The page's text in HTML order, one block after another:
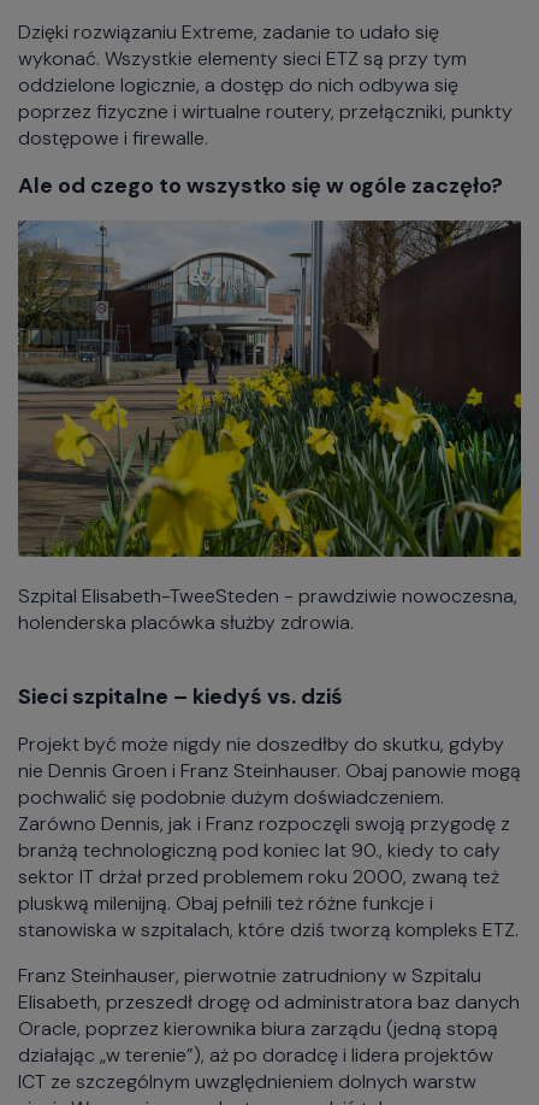
Dzięki rozwiązaniu Extreme, zadanie to udało się
wykonać. Wszystkie elementy sieci ETZ są przy tym
oddzielone logicznie, a dostęp do nich odbywa się
poprzez fizyczne i wirtualne routery, przełączniki, punkty
dostępowe i firewalle.
Ale od czego to wszystko się w ogóle zaczęło?
Szpital Elisabeth-TweeSteden - prawdziwie nowoczesna,
holenderska placówka służby zdrowia.
Sieci szpitalne – kiedyś vs. dziś
Projekt być może nigdy nie doszedłby do skutku, gdyby
nie Dennis Groen i Franz Steinhauser. Obaj panowie mogą
pochwalić się podobnie dużym doświadczeniem.
Zarówno Dennis, jak i Franz rozpoczęli swoją przygodę z
branżą technologiczną pod koniec lat 90., kiedy to cały
sektor IT drżał przed problemem roku 2000, zwaną też
pluskwą milenijną. Obaj pełnili też różne funkcje i
stanowiska w szpitalach, które dziś tworzą kompleks ETZ.
Franz Steinhauser, pierwotnie zatrudniony w Szpitalu
Elisabeth, przeszedł drogę od administratora baz danych
Oracle, poprzez kierownika biura zarządu (jedną stopą
działając „w terenie”), aż po doradcę i lidera projektów
ICT ze szczególnym uwzględnieniem dolnych warstw